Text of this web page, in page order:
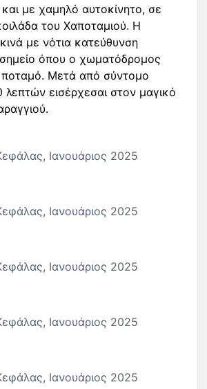
με χαμηλό αυτοκίνητο, σε
του Χαποταμιού. Η
με νότια κατεύθυνση
όπου ο χωματόδρομος
ποταμό. Μετά από σύντομο
εισέρχεσαι στον μαγικό
Ιανουάριος 2025
Ιανουάριος 2025
Ιανουάριος 2025
Ιανουάριος 2025
Ιανουάριος 2025